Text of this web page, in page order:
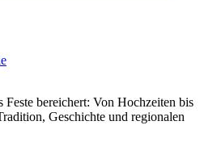
bereichert: Von Hochzeiten bis
Geschichte und regionalen